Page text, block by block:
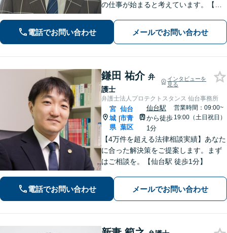
の仕事が始まると考えています。【離
など男性からのご依頼多数【相続・遺
言】遺産分割などスムーズに解決【初
電話でお問い合わせ メールでお問い合わせ
鎌田 祐介 弁
護士
インタビューを
見る
弁護士法人プロテクトスタンス 仙台事務所
宮
城
県
|
仙台
市青
葉区
仙台駅
から徒歩
1分
営業時間：09:00~
19:00（土日祝日）
【4万件を超える法律相談実績】あなた
に合った解決策をご提案します。まず
はご相談を。【仙台駅 徒歩1分】
電話でお問い合わせ メールでお問い合わせ